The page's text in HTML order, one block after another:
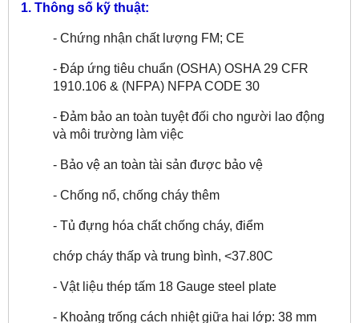
1. Thông số kỹ thuật:
- Chứng nhận chất lượng FM; CE
- Đáp ứng tiêu chuẩn (OSHA) OSHA 29 CFR
1910.106 & (NFPA) NFPA CODE 30
- Đảm bảo an toàn tuyệt đối cho người lao động
và môi trường làm việc
- Bảo vệ an toàn tài sản được bảo vệ
- Chống nổ, chống cháy thêm
- Tủ đựng hóa chất chống cháy, điểm
chớp cháy thấp và trung bình, <37.80C
- Vật liệu thép tấm 18 Gauge steel plate
- Khoảng trống cách nhiệt giữa hai lớp: 38 mm